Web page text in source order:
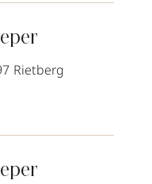
Rietberg